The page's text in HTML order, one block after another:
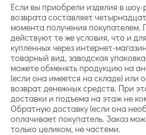
Если вы приобрели изделия в шоу-
возврата составляет
момента получения покупателем.
действуют те же условия, что и
купленных через интернет-
товарный вид, заводская
можете обменять продукцию на
(если она имеется на складе) или
возврат денежных средств. При
доставки и подъема на этаж не
Обратную доставку (если она
оплачивает покупатель. Заказ
только целиком, не частями.